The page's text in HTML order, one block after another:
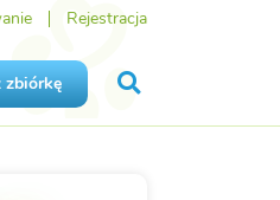
Rejestracja
zbiórkę